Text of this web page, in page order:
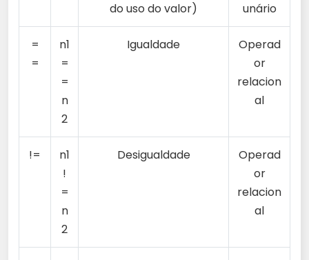
do uso do valor)
unário
=
=
n1
=
=
n
2
Igualdade
Operad
or
relacion
al
!=
n1
!
=
n
2
Desigualdade
Operad
or
relacion
al